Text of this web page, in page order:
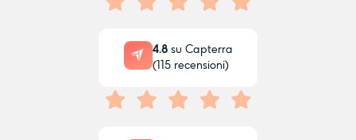
4.8su Capterra
(115recensioni)